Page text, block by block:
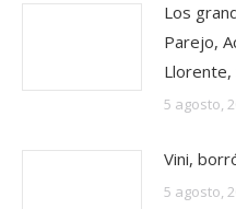
Los
Parejo,
Llorente,
5 agosto,
Vini,
5 agosto,